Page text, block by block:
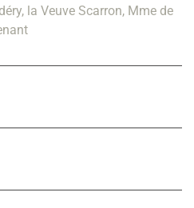
la Veuve Scarron, Mme de